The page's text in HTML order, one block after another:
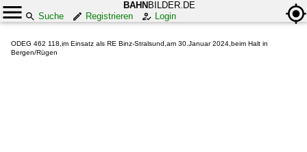
BAHN BILDER.DE
Suche
Registrieren Login
ODEG 462 118,im Einsatz als RE Binz-Stralsund,am 30.Januar 2024,beim Halt in
Bergen/Rügen